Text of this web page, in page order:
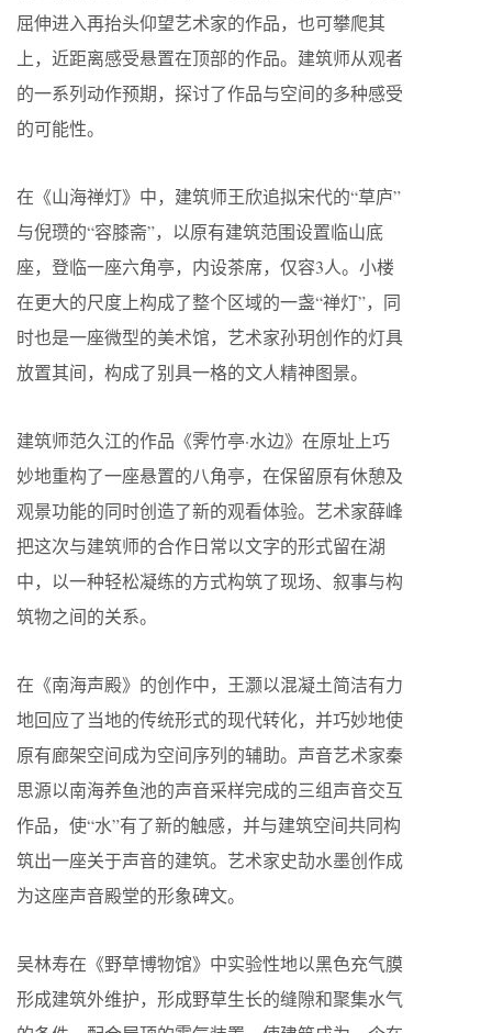
屈伸进入再抬头仰望艺术家的作品，也可攀爬其
上，近距离感受悬置在顶部的作品。建筑师从观者
的一系列动作预期，探讨了作品与空间的多种感受
的可能性。
在《山海禅灯》中，建筑师王欣追拟宋代的“草庐”
与倪瓒的“容膝斋”，以原有建筑范围设置临山底
座，登临一座六角亭，内设茶席，仅容3人。小楼
在更大的尺度上构成了整个区域的一盏“禅灯”，同
时也是一座微型的美术馆，艺术家孙玥创作的灯具
放置其间，构成了别具一格的文人精神图景。
建筑师范久江的作品《霁竹亭·水边》在原址上巧
妙地重构了一座悬置的八角亭，在保留原有休憩及
观景功能的同时创造了新的观看体验。艺术家薛峰
把这次与建筑师的合作日常以文字的形式留在湖
中，以一种轻松凝练的方式构筑了现场、叙事与构
筑物之间的关系。
在《南海声殿》的创作中，王灏以混凝土简洁有力
地回应了当地的传统形式的现代转化，并巧妙地使
原有廊架空间成为空间序列的辅助。声音艺术家秦
思源以南海养鱼池的声音采样完成的三组声音交互
作品，使“水”有了新的触感，并与建筑空间共同构
筑出一座关于声音的建筑。艺术家史劼水墨创作成
为这座声音殿堂的形象碑文。
吴林寿在《野草博物馆》中实验性地以黑色充气膜
形成建筑外维护，形成野草生长的缝隙和聚集水气